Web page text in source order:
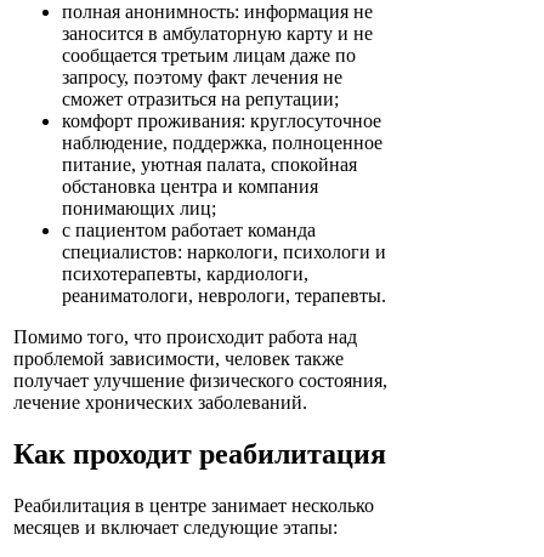
полная анонимность: информация не
заносится в амбулаторную карту и не
сообщается третьим лицам даже по
запросу, поэтому факт лечения не
сможет отразиться на репутации;
комфорт проживания: круглосуточное
наблюдение, поддержка, полноценное
питание, уютная палата, спокойная
обстановка центра и компания
понимающих лиц;
с пациентом работает команда
специалистов: наркологи, психологи и
психотерапевты, кардиологи,
реаниматологи, неврологи, терапевты.
Помимо того, что происходит работа над
проблемой зависимости, человек также
получает улучшение физического состояния,
лечение хронических заболеваний.
Как проходит реабилитация
Реабилитация в центре занимает несколько
месяцев и включает следующие этапы: